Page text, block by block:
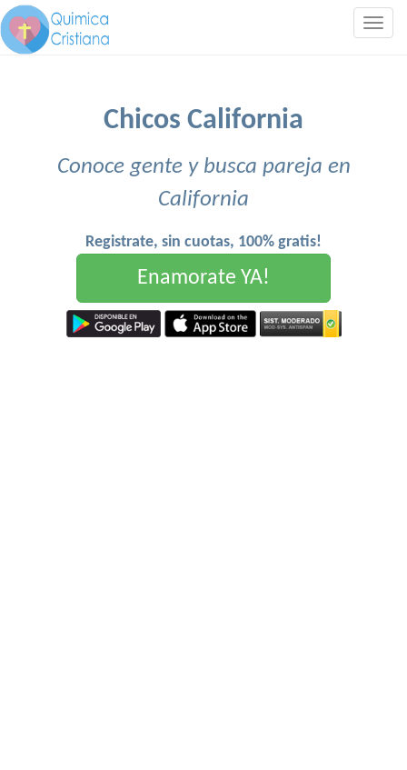
Chicos California
Conoce gente y busca pareja en
California
Registrate, sin cuotas, 100% gratis!
Enamorate YA!